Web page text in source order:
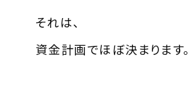
それは、
資金計画でほぼ決まります。